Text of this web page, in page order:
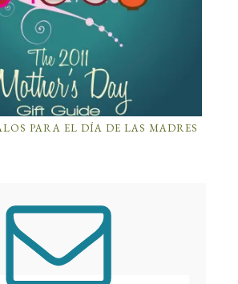
PARA EL DÍA DE LAS MADRES